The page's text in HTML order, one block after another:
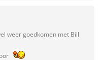
weer goedkomen met Bill